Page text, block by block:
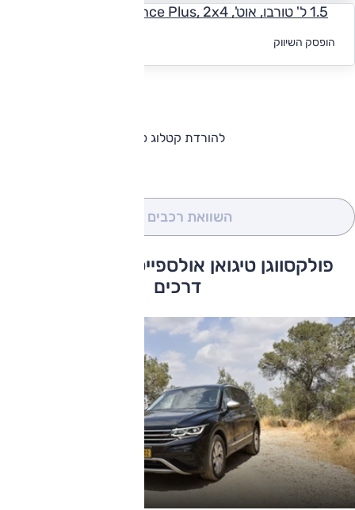
1.5 ל' טורבו, אוט', Elegance Plus, 2x4
הופסק השיווק
להורדת קטלוג פולקסווגן טיגואן אולספייס
השוואת רכבים
פולקסווגן טיגואן אולספייס כתבות ומבחני
דרכים